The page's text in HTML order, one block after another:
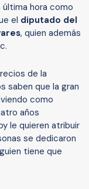
hora como
el diputado del
, quien además
de la
saben que la gran
como
años
le quieren atribuir
se dedicaron
tiene que